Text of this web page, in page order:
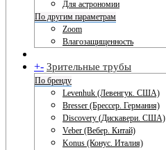
Для астрономии
По другим параметрам
Zoom
Влагозащищенность
+- Зрительные трубы
По бренду
Levenhuk (Левенгук. США)
Bresser (Брессер. Германия)
Discovery (Дискавери. США)
Veber (Вебер. Китай)
Konus (Конус. Италия)